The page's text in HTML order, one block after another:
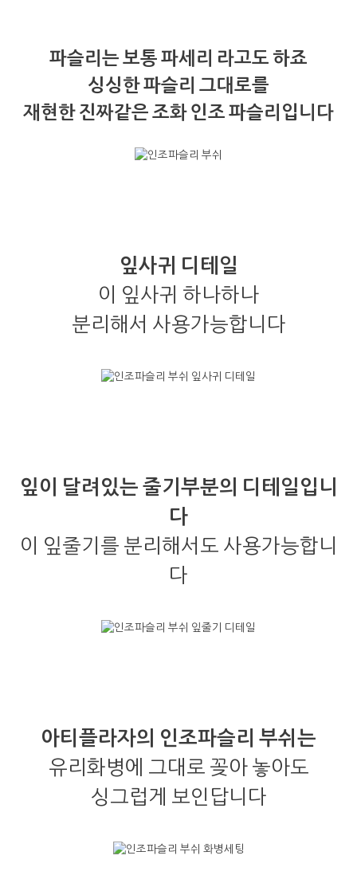
파슬리는 보통 파세리 라고도 하죠
싱싱한 파슬리 그대로를
재현한 진짜같은 조화 인조 파슬리입니다
잎사귀 디테일
이 잎사귀 하나하나
분리해서 사용가능합니다
잎이 달려있는 줄기부분의 디테일입니
다
이 잎줄기를 분리해서도 사용가능합니
다
아티플라자의 인조파슬리 부쉬는
유리화병에 그대로 꽂아 놓아도
싱그럽게 보인답니다